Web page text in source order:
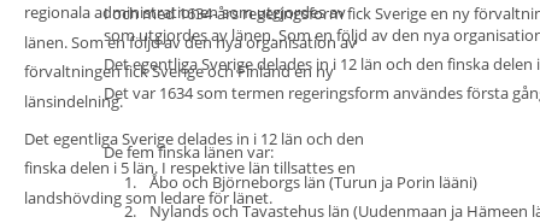
I och med 1634-års regeringsform fick Sverige en ny
som utgjordes av länen. Som en följd av den nya
Det egentliga Sverige delades in i 12 län och den finska delen
Det var 1634 som termen regeringsform användes första
De fem finska länen var:
1.
Åbo och Björneborgs län (Turun ja Porin lääni)
2. Nylands och Tavastehus län (Uudenmaan ja Hämeen
regionala administrationen som utgjordes av
länen. Som en följd av den nya organisation av
förvaltningen fick Sverige och Finland en ny
länsindelning.
Det egentliga Sverige delades in i 12 län och den
finska delen i 5 län. I respektive län tillsattes en
landshövding som ledare för länet.